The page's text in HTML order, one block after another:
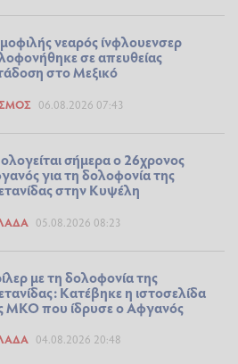
νεαρός ίνφλουενσερ
σε απευθείας
στο Μεξικό
06.08.2026 07:43
σήμερα ο 26χρονος
για τη δολοφονία της
στην Κυψέλη
05.08.2026 08:23
με τη δολοφονία της
Κατέβηκε η ιστοσελίδα
ΜΚΟ που ίδρυσε ο Αφγανός
04.08.2026 20:48